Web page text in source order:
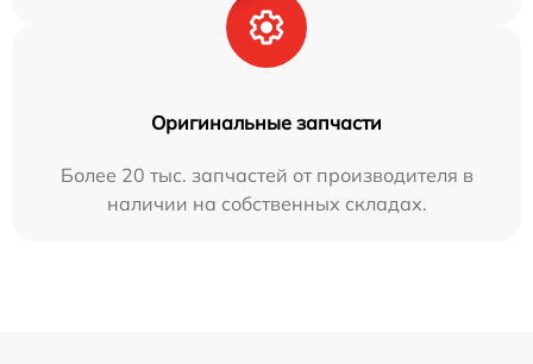
Оригинальные запчасти
Более 20 тыс. запчастей от производителя в
наличии на собственных складах.